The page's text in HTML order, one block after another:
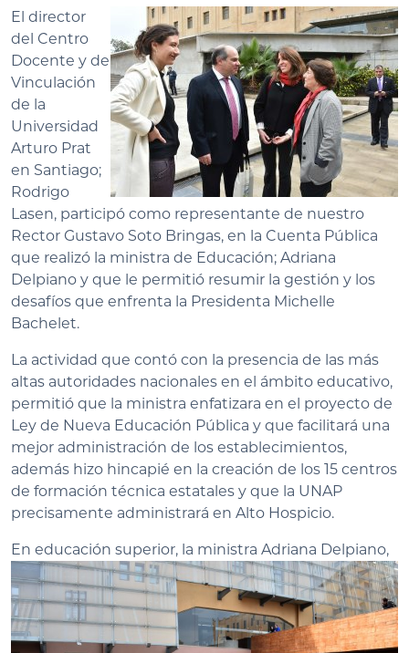
El director
del Centro
Docente y de
Vinculación
de la
Universidad
Arturo Prat
en Santiago;
Rodrigo
Lasen, participó como representante de nuestro
Rector Gustavo Soto Bringas, en la Cuenta Pública
que realizó la ministra de Educación; Adriana
Delpiano y que le permitió resumir la gestión y los
desafíos que enfrenta la Presidenta Michelle
Bachelet.
La actividad que contó con la presencia de las más
altas autoridades nacionales en el ámbito educativo,
permitió que la ministra enfatizara en el proyecto de
Ley de Nueva Educación Pública y que facilitará una
mejor administración de los establecimientos,
además hizo hincapié en la creación de los 15 centros
de formación técnica estatales y que la UNAP
precisamente administrará en Alto Hospicio.
En educación superior, la ministra Adriana Delpiano,